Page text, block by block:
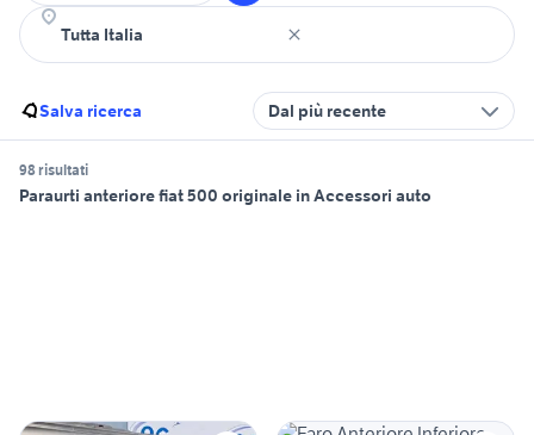
Salva ricerca Dal più recente
98 risultati
Paraurti anteriore fiat 500 originale in Accessori auto